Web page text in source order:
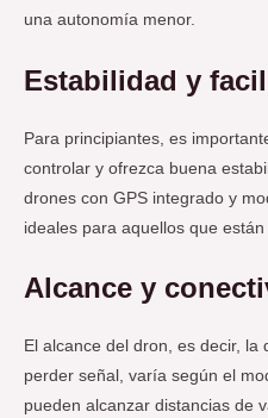
una autonomía menor.
Estabilidad y
Para principiantes, es
controlar y ofrezca buena
drones con GPS integrado y
ideales para aquellos que
Alcance y
El alcance del dron, es decir, la
perder señal, varía según el
pueden alcanzar distancias de